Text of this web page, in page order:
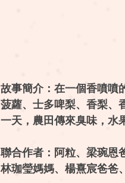
故事簡介：在一個香噴噴
菠蘿、士多啤梨、香梨、
一天，農田傳來臭味，水
聯合作者：阿粒、梁琬恩
林珈瑩媽媽、楊熹宸爸爸